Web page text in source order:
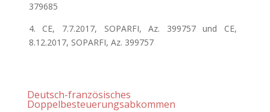
379685
4. CE, 7.7.2017, SOPARFI, Az. 399757 und CE,
8.12.2017, SOPARFI, Az. 399757
Deutsch-französisches
Doppelbesteuerungsabkommen